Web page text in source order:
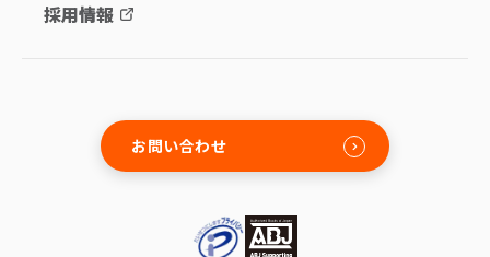
採用情報
お問い合わせ